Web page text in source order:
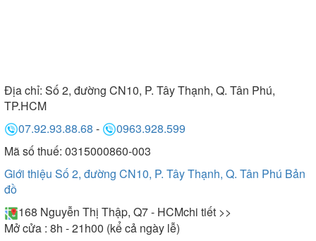
Địa chỉ: Số 2, đường CN10, P. Tây Thạnh, Q. Tân Phú,
TP.HCM
07.92.93.88.68 -
0963.928.599
Mã số thuế: 0315000860-003
Giới thiệu Số 2, đường CN10, P. Tây Thạnh, Q. Tân Phú Bản
đồ
168 Nguyễn Thị Thập, Q7 - HCMchi tiết >>
Mở cửa : 8h - 21h00 (kể cả ngày lễ)